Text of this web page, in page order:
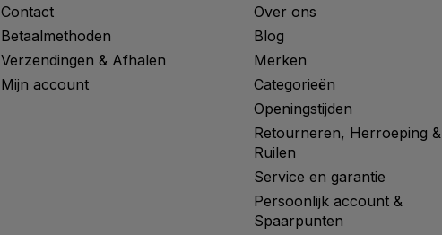
Contact
Betaalmethoden
Verzendingen & Afhalen
Mijn account
Over ons
Blog
Merken
Categorieën
Openingstijden
Retourneren, Herroeping &
Ruilen
Service en garantie
Persoonlijk account &
Spaarpunten